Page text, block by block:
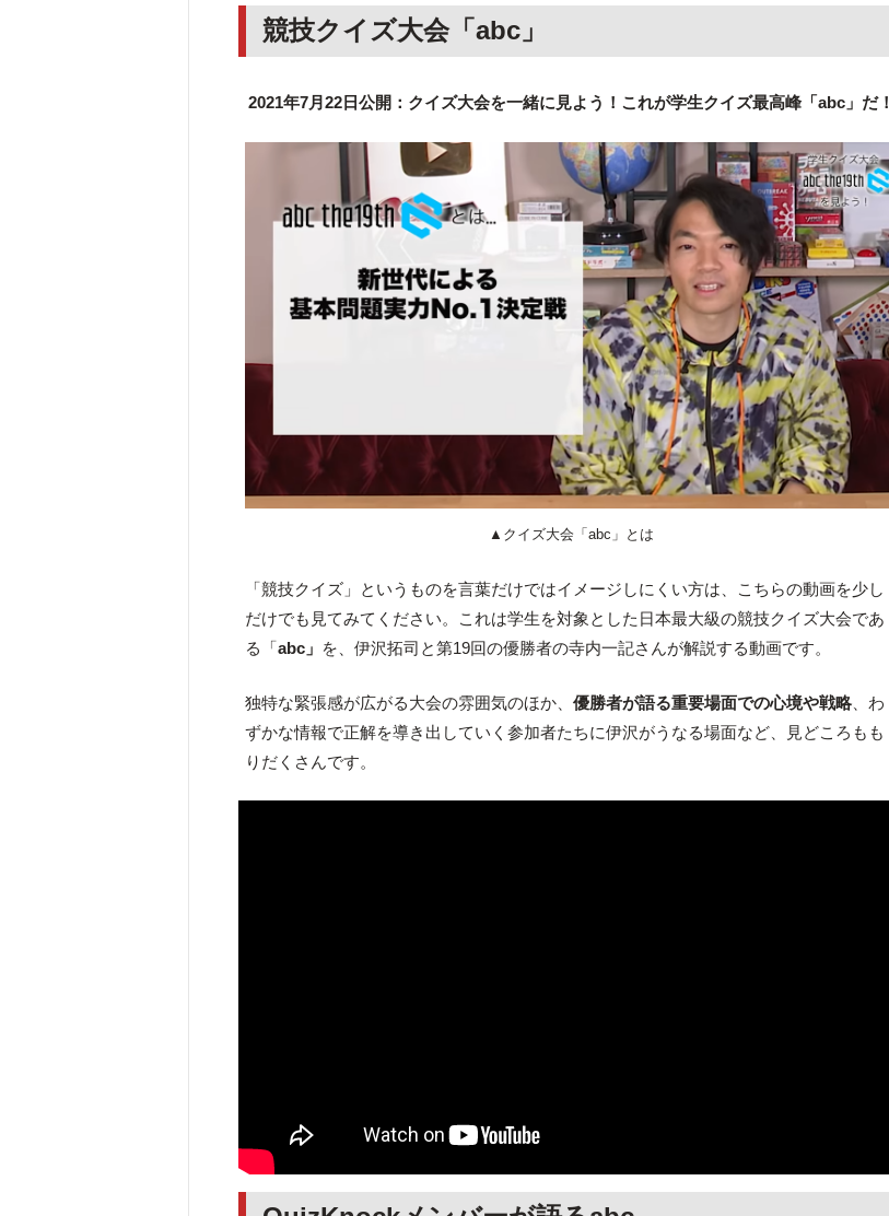
競技クイズ大会「abc」
2021年7月22日公開：クイズ大会を一緒に見よう！これが学生クイズ最高峰「abc」だ！
▲クイズ大会「abc」とは
「競技クイズ」というものを言葉だけではイメージしにくい方は、こちらの動画を少し
だけでも見てみてください。これは学生を対象とした日本最大級の競技クイズ大会であ
る「abc」 を、伊沢拓司と第19回の優勝者の寺内一記さんが解説する動画です。
独特な緊張感が広がる大会の雰囲気のほか、優勝者が語る重要場面での心境や戦略 、わ
ずかな情報で正解を導き出していく参加者たちに伊沢がうなる場面など、見どころもも
りだくさんです。